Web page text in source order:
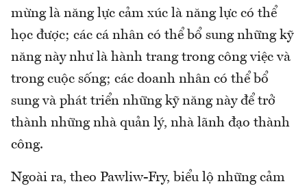
mừng là năng lực cảm xúc là năng lực có thể
học được; các cá nhân có thể bổ sung những kỹ
năng này như là hành trang trong công việc và
trong cuộc sống; các doanh nhân có thể bổ
sung và phát triển những kỹ năng này để trở
thành những nhà quản lý, nhà lãnh đạo thành
công.
Ngoài ra, theo Pawliw-Fry, biểu lộ những cảm